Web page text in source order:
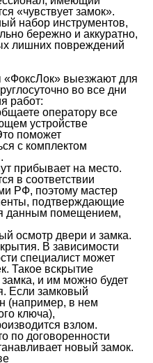
«чувствует замок».
набор инструментов,
бережно и аккуратно,
лишних повреждений
выезжают для
во все дни
работ:
оператору все
устройстве
поможет
с комплектом
прибывает на место.
в соответствии
РФ, поэтому мастер
подтверждающие
данным помещением,
осмотр двери и замка.
В зависимости
специалист может
Такое вскрытие
и им можно будет
Если замковый
(например, в нем
ключа),
взлом.
по договоренности
новый замок.